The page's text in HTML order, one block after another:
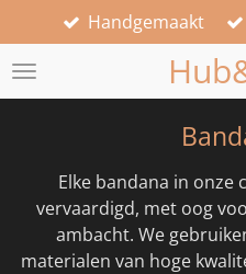
direct
naar
de
Handgemaakt
Elke bandana in onze
vervaardigd, met oog
ambacht. We
materialen van hoge